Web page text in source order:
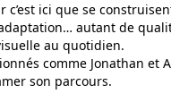
c’est ici que se
autant de
au quotidien.
comme Jonathan et
son parcours.